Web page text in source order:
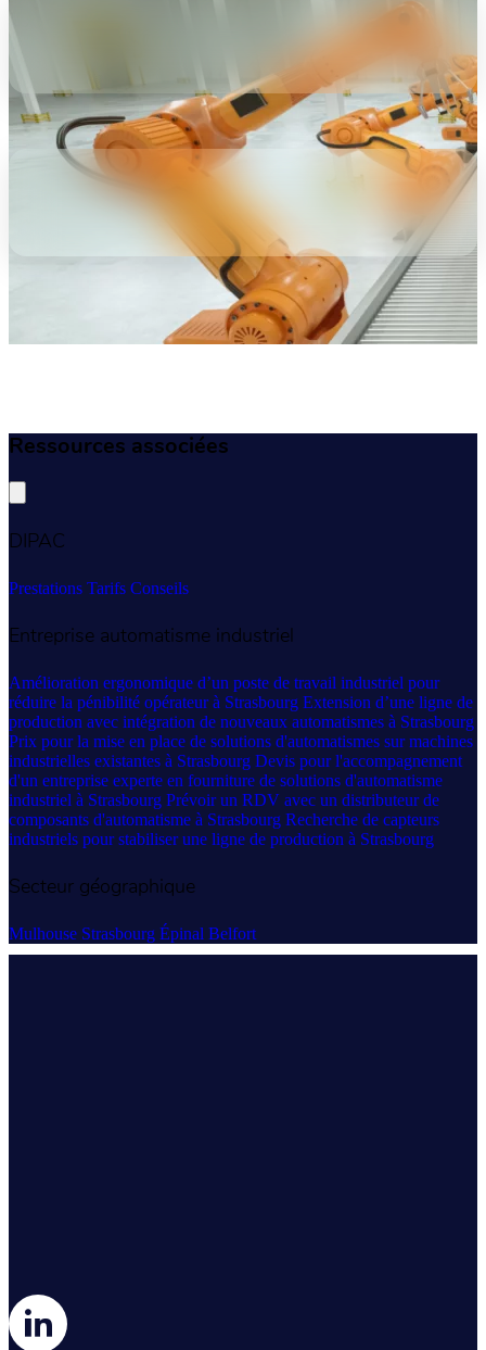
Ressources associées
DIPAC
Prestations Tarifs Conseils
Entreprise automatisme industriel
Amélioration ergonomique d’un poste de travail industriel pour
réduire la pénibilité opérateur à Strasbourg Extension d’une ligne de
production avec intégration de nouveaux automatismes à Strasbourg
Prix pour la mise en place de solutions d'automatismes sur machines
industrielles existantes à Strasbourg Devis pour l'accompagnement
d'un entreprise experte en fourniture de solutions d'automatisme
industriel à Strasbourg Prévoir un RDV avec un distributeur de
composants d'automatisme à Strasbourg Recherche de capteurs
industriels pour stabiliser une ligne de production à Strasbourg
Secteur géographique
Mulhouse Strasbourg Épinal Belfort